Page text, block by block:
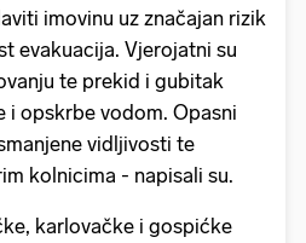
imovinu uz značajan rizik
evakuacija. Vjerojatni su
te prekid i gubitak
i opskrbe vodom. Opasni
vidljivosti te
kolnicima - napisali su.
karlovačke i gospićke